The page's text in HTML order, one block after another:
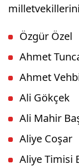
Özgür Özel
Ahmet
Ahmet
Ali Gökçek
Ali Mahir
Aliye Coşar
Aliye Timisi